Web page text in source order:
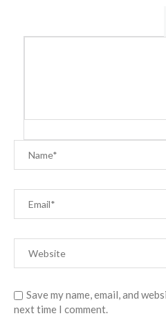
Save my name, email, and
next time I comment.